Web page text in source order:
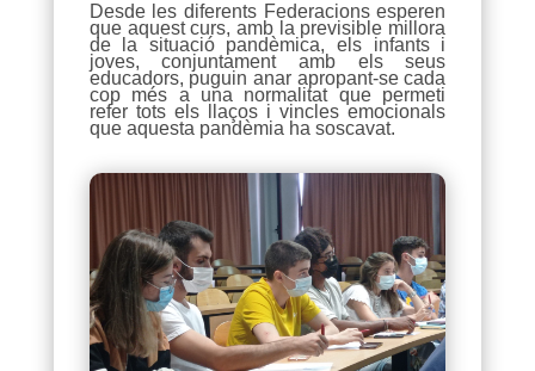
Desde les diferents Federacions esperen
que aquest curs, amb la previsible millora
de la situació pandèmica, els infants i
joves, conjuntament amb els seus
educadors, puguin anar apropant-se cada
cop més a una normalitat que permeti
refer tots els llaços i vincles emocionals
que aquesta pandèmia ha soscavat.